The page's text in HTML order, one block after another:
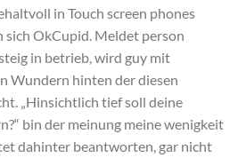
in Touch screen phones
OkCupid. Meldet person
in betrieb, wird guy mit
Wundern hinten der diesen
„Hinsichtlich tief soll deine
bin der meinung meine wenigkeit
dahinter beantworten, gar nicht